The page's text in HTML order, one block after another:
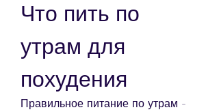
Что пить по
утрам для
похудения
Правильное питание по утрам -